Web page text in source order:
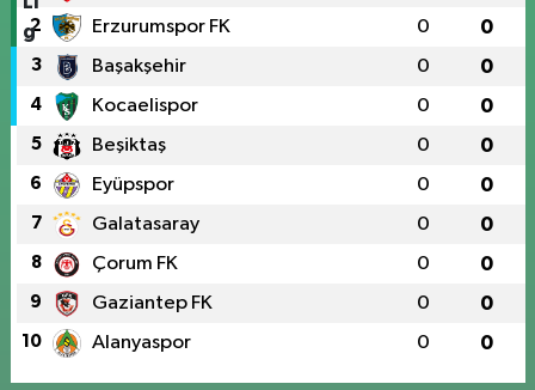
2 Erzurumspor FK 0 0
3 Başakşehir 0 0
4 Kocaelispor 0 0
5 Beşiktaş 0 0
6 Eyüpspor 0 0
7 Galatasaray 0 0
8 Çorum FK 0 0
9 Gaziantep FK 0 0
10 Alanyaspor 0 0